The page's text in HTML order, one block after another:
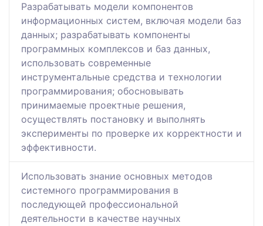
Разрабатывать модели компонентов
информационных систем, включая модели баз
данных; разрабатывать компоненты
программных комплексов и баз данных,
использовать современные
инструментальные средства и технологии
программирования; обосновывать
принимаемые проектные решения,
осуществлять постановку и выполнять
эксперименты по проверке их корректности и
эффективности.
Использовать знание основных методов
системного программирования в
последующей профессиональной
деятельности в качестве научных